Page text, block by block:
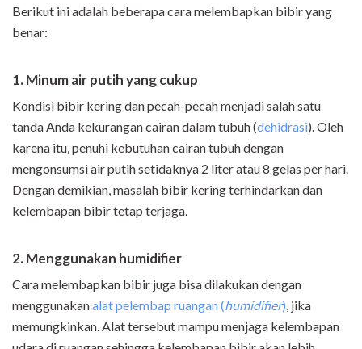
Berikut ini adalah beberapa cara melembapkan bibir yang
benar:
1. Minum air putih yang cukup
Kondisi bibir kering dan pecah-pecah menjadi salah satu
tanda Anda kekurangan cairan dalam tubuh (dehidrasi). Oleh
karena itu, penuhi kebutuhan cairan tubuh dengan
mengonsumsi air putih setidaknya 2 liter atau 8 gelas per hari.
Dengan demikian, masalah bibir kering terhindarkan dan
kelembapan bibir tetap terjaga.
2. Menggunakan humidifier
Cara melembapkan bibir juga bisa dilakukan dengan
menggunakanalat pelembap ruangan (humidifier), jika
memungkinkan. Alat tersebut mampu menjaga kelembapan